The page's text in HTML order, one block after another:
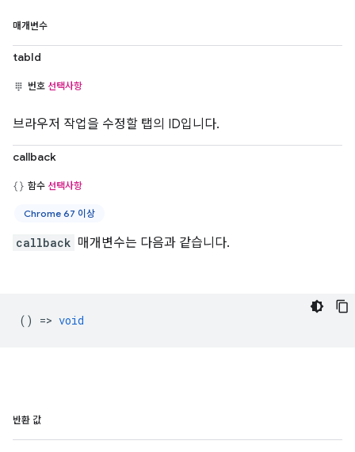
매개변수
tabId
번호 선택사항
브라우저 작업을 수정할 탭의 ID입니다.
callback
함수 선택사항
Chrome 67 이상
callback 매개변수는 다음과 같습니다.
() => void
반환 값